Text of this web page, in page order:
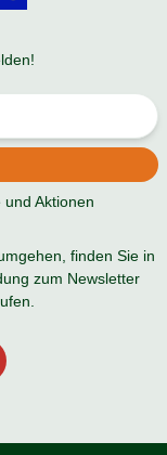
Aktionen
finden Sie in
zum Newsletter